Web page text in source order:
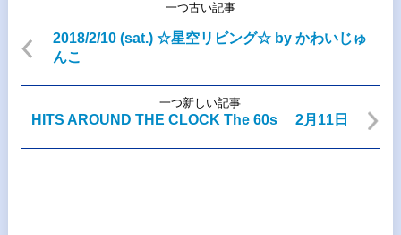
一つ古い記事
2018/2/10 (sat.) ☆星空リビング☆ by かわいじゅ
んこ
一つ新しい記事
HITS AROUND THE CLOCK The 60s 2月11日